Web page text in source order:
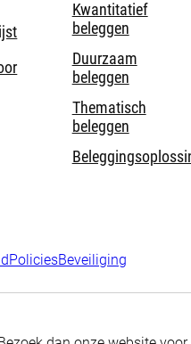
Kwantitatief
beleggen
Duurzaam
beleggen
Thematisch
beleggen
PoliciesBeveiliging